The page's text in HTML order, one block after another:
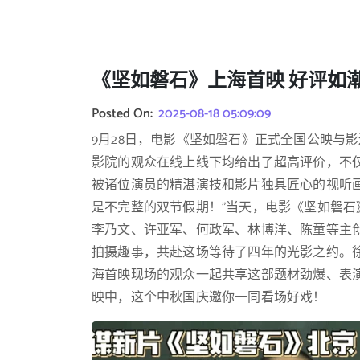
《坚如磐石》上海首映 好评如
Posted On: 2025-08-18 05:09:09
9月28日，电影《坚如磐石》正式全国公映与
影院的观众在线上线下均给出了超高评价，
被诸位演员的精湛演技和影片独具匠心的视
是不完整的双节假期！”当天，电影《坚如磐
李乃文、许亚军、何政军、林博洋、陈童等
拍摄趣事，共赴这场等待了四年的光影之约
海首映现场的观众一起共享这部题材劲爆、
映中，这个中秋国庆邀你一同看场好戏！